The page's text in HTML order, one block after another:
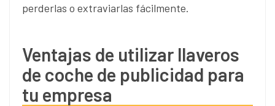
perderlas o extraviarlas fácilmente.
Ventajas de utilizar llaveros
de coche de publicidad para
tu empresa